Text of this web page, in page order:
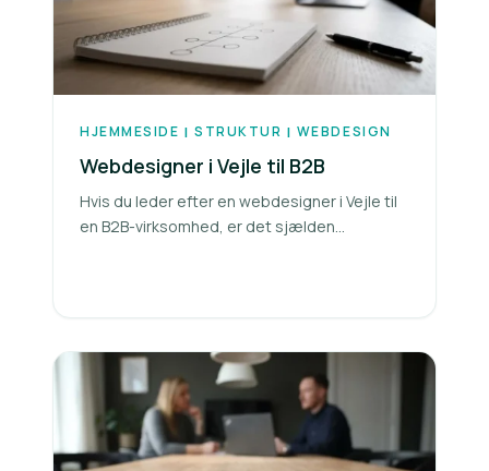
HJEMMESIDE | STRUKTUR | WEBDESIGN
Webdesigner i Vejle til B2B
Hvis du leder efter en webdesigner i Vejle til
en B2B-virksomhed, er det sjælden...